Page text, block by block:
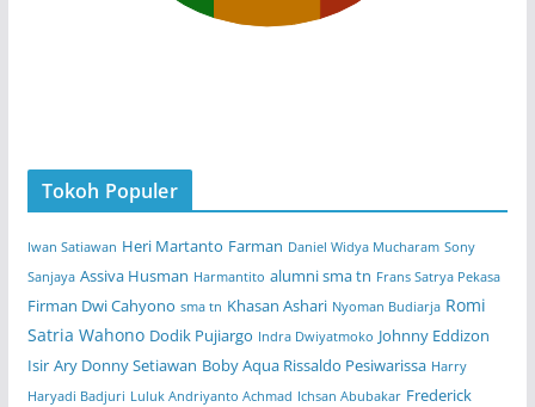
Tokoh Populer
Iwan Satiawan Heri Martanto Farman Daniel Widya Mucharam Sony
Sanjaya Assiva Husman Harmantito alumni sma tn Frans Satrya Pekasa
Firman Dwi Cahyono sma tn Khasan Ashari Nyoman Budiarja Romi
Satria Wahono Dodik Pujiargo Indra Dwiyatmoko Johnny Eddizon
Isir Ary Donny Setiawan Boby Aqua Rissaldo Pesiwarissa Harry
Haryadi Badjuri Luluk Andriyanto Achmad Ichsan Abubakar Frederick